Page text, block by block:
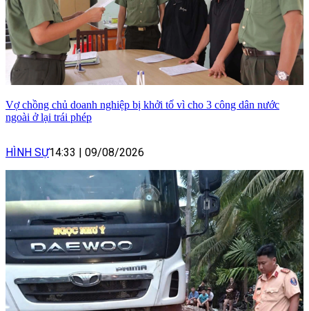
Vợ chồng chủ doanh nghiệp bị khởi tố vì cho 3 công dân nước
ngoài ở lại trái phép
HÌNH SỰ14:33 09/08/2026